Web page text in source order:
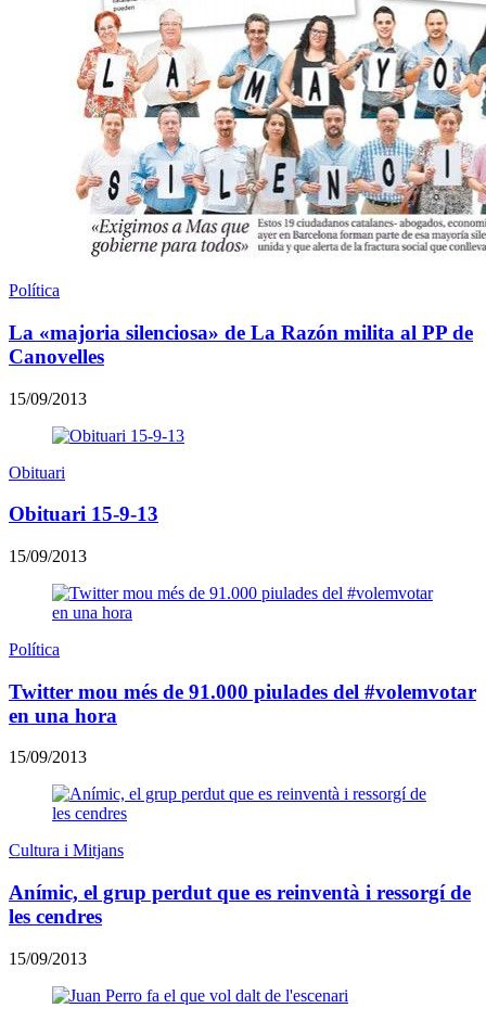
Política
La «majoria silenciosa» de La Razón milita al PP de
Canovelles
15/09/2013
Obituari
Obituari 15-9-13
15/09/2013
Política
Twitter mou més de 91.000 piulades del #volemvotar
en una hora
15/09/2013
Cultura i Mitjans
Anímic, el grup perdut que es reinventà i ressorgí de
les cendres
15/09/2013